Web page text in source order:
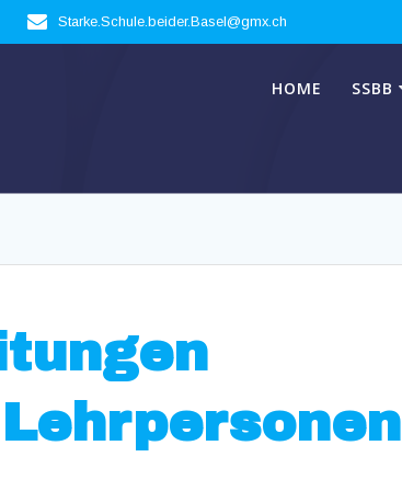
Starke.Schule.beider.Basel@gmx.ch
HOME SSBB